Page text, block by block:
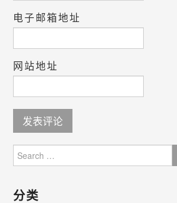
电子邮箱地址
网站地址
for:
分类